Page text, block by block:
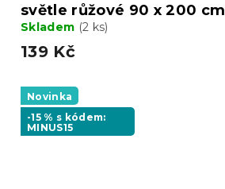
světle růžové 90 x 200 cm
Skladem (2 ks)
139 Kč
Novinka
-15 % s kódem:
MINUS15